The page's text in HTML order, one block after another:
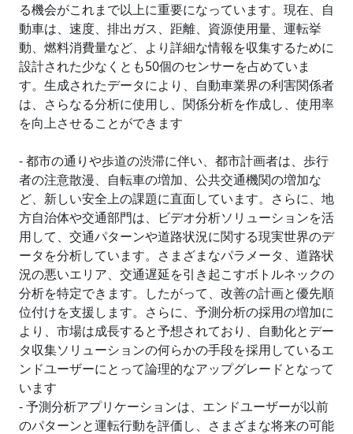
る機会がこれまで以上に重要になっています。現在、自
動車は、速度、排出ガス、距離、資源使用量、運転挙
動、燃料消費量など、より詳細な情報を収集するために
設計された少なくとも50個のセンサーを占めていま
す。生成されたデータにより、自動車業界の利害関係者
は、さらなる分析に使用し、関係分析を作成し、使用率
を向上させることができます
- 都市の通りや歩道の渋滞に伴い、都市計画者は、歩行
者の注意散漫、自転車の増加、公共交通機関の増加な
ど、新しい安全上の課題に直面しています。さらに、地
方自治体や交通部門は、ビデオ分析ソリューションを活
用して、交通パターンや道路状況に関する現実世界のデ
ータを分析しています。さまざまなパラメータ、道路状
況の悪いエリア、交通遅延を引き起こすボトルネックの
分析を特定できます。したがって、改善の計画と優先順
位付けを支援します。さらに、予測分析の採用の増加に
より、市場は成長すると予想されており、自動化とデー
タ収集ソリューションの何らかの手段を採用しているエ
ンドユーザーにとって論理的なアップグレードとなって
います
- 予測分析アプリケーションは、エンドユーザーが以前
のパターンと運転行動を評価し、さまざまな将来の可能